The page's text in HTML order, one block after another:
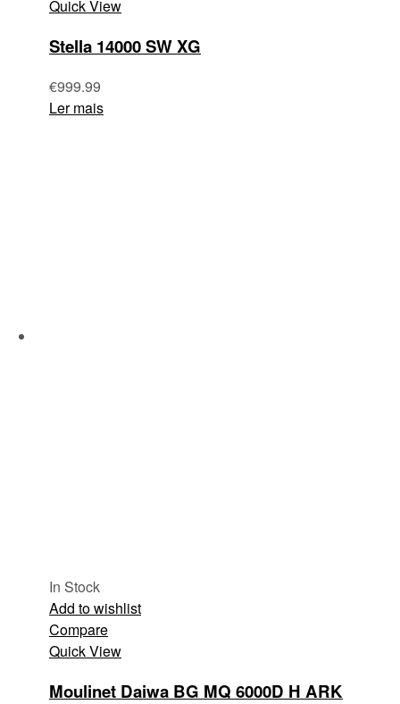
Quick View
Stella 14000 SW XG
€999.99
Ler mais
In Stock
Add to wishlist
Compare
Quick View
Moulinet Daiwa BG MQ 6000D H ARK